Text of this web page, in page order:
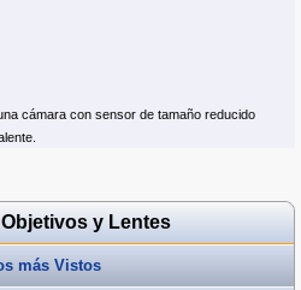
cámara con sensor de tamaño reducido
y Lentes
más Vistos